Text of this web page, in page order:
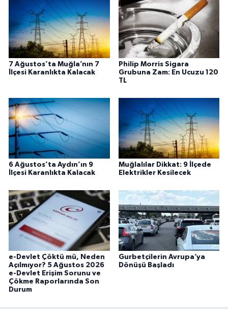
7 Ağustos’ta Muğla’nın 7
İlçesi Karanlıkta Kalacak
Philip Morris Sigara
Grubuna Zam: En Ucuzu 120
TL
6 Ağustos’ta Aydın’ın 9
İlçesi Karanlıkta Kalacak
Muğlalılar Dikkat: 9 İlçede
Elektrikler Kesilecek
e-Devlet Çöktü mü, Neden
Açılmıyor? 5 Ağustos 2026
e-Devlet Erişim Sorunu ve
Çökme Raporlarında Son
Durum
Gurbetçilerin Avrupa’ya
Dönüşü Başladı